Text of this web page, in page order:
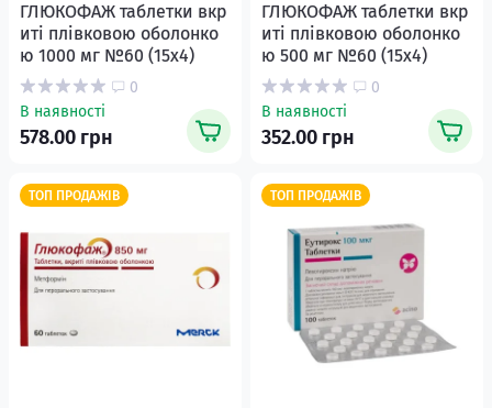
ГЛЮКОФАЖ таблетки вкр
иті плівковою оболонко
ю 1000 мг №60 (15х4)
0
В наявності
578.00 грн
ГЛЮКОФАЖ таблетки вкр
иті плівковою оболонко
ю 500 мг №60 (15х4)
0
В наявності
352.00 грн
ТОП ПРОДАЖІВ ТОП ПРОДАЖІВ